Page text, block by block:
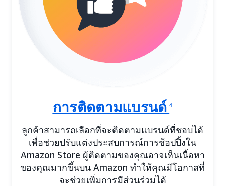
การติดตามแบรนด์4
ลูกค้าสามารถเลือกที่จะติดตามแบรนด์ที่ชอบได้
เพื่อช่วยปรับแต่งประสบการณ์การช้อปปิ้งใน
Amazon Store ผู้ติดตามของคุณอาจเห็นเนื้อหา
ของคุณมากขึ้นบน Amazon ทำให้คุณมีโอกาสที่
จะช่วยเพิ่มการมีส่วนร่วมได้